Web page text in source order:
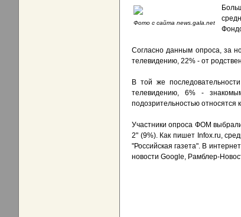
Фото с сайта news.gala.net
Согласно данным опроса, за
телевидению, 22% - от
В той же
телевидению, 6% -
подозрительностью
Участники опроса ФОМ
2" (9%). Как пишет Infox.ru,
"Российская газета". В
новости Google, Рамблер-